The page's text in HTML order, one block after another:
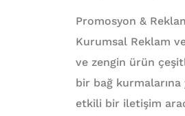
Promosyon &
Kurumsal Reklam
ve zengin ürün
bir bağ kurmalarına
etkili bir iletişim